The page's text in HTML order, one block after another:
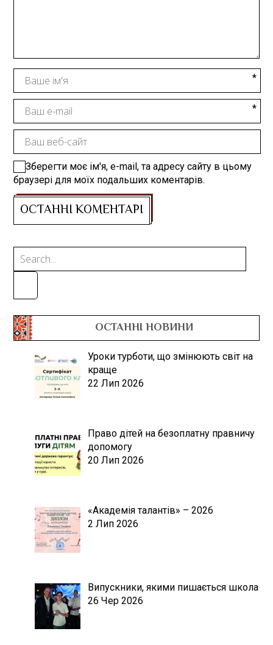
Зберегти моє ім'я, e-mail, та адресу сайту в цьому
браузері для моїх подальших коментарів.
ОСТАННІ НОВИНИ
Уроки турботи, що змінюють світ на
краще
22 Лип 2026
Право дітей на безоплатну правничу
допомогу
20 Лип 2026
«Академія талантів» – 2026
2 Лип 2026
Випускники, якими пишається школа
26 Чер 2026